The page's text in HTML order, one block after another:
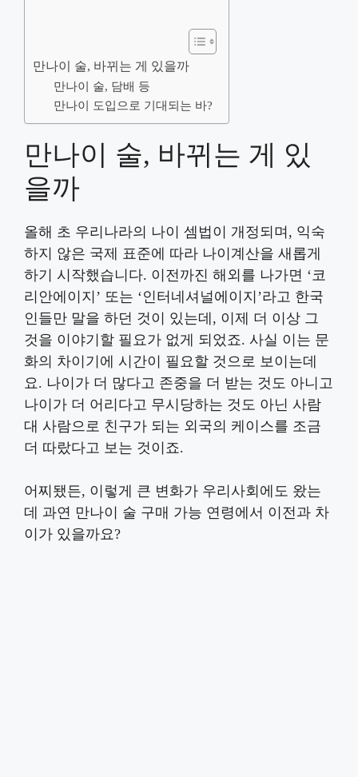
만나이 술, 바뀌는 게 있을까
만나이 술, 담배 등
만나이 도입으로 기대되는 바?
만나이 술, 바뀌는 게 있
을까
올해 초 우리나라의 나이 셈법이 개정되며, 익숙
하지 않은 국제 표준에 따라 나이계산을 새롭게
하기 시작했습니다. 이전까진 해외를 나가면 ‘코
리안에이지’ 또는 ‘인터네셔널에이지’라고 한국
인들만 말을 하던 것이 있는데, 이제 더 이상 그
것을 이야기할 필요가 없게 되었죠. 사실 이는 문
화의 차이기에 시간이 필요할 것으로 보이는데
요. 나이가 더 많다고 존중을 더 받는 것도 아니고
나이가 더 어리다고 무시당하는 것도 아닌 사람
대 사람으로 친구가 되는 외국의 케이스를 조금
더 따랐다고 보는 것이죠.
어찌됐든, 이렇게 큰 변화가 우리사회에도 왔는
데 과연 만나이 술 구매 가능 연령에서 이전과 차
이가 있을까요?